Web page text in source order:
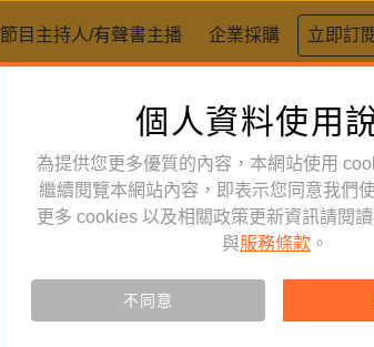
節目主持人/有聲書主播 企業採購 立即訂
節目 藝術
當我們與
主持人
小提琴家胡
師、李明璁
個人資料使用
為提供您更多優質的內容，本網站使用
繼續閱覽本網站內容，即表示您同意我們
更多 cookies 以及相關政策更新資訊請閱
與服務條款 。
不同意